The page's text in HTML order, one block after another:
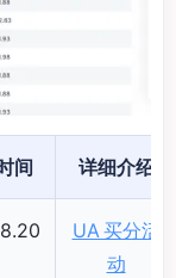
间 详细介绍
UA 买分活
动